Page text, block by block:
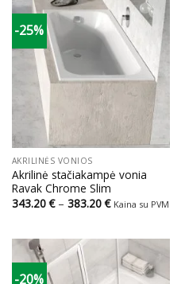
-25%
AKRILINĖS VONIOS
Akrilinė stačiakampė vonia
Ravak Chrome Slim
343.20€ – 383.20€Price
range:
383.20 €
Kaina su PVM
-20%